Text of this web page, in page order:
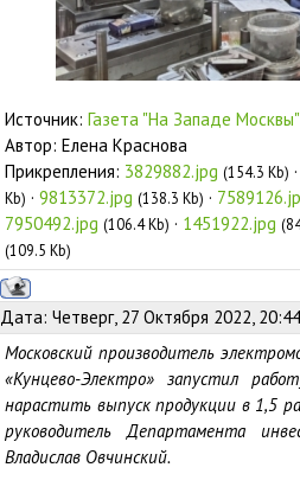
Источник: Газета "На Западе Москвы"
Автор: Елена Краснова
Прикрепления: 3829882.jpg (154.3 Kb)
Kb) · 9813372.jpg (138.3 Kb) ·
7950492.jpg (106.4 Kb) · 1451922.jpg
(109.5 Kb)
Дата: Четверг, 27 Октября 2022,
Московский производитель
«Кунцево-Электро» запустил
нарастить выпуск продукции в 1,5
руководитель Департамента
Владислав Овчинский.